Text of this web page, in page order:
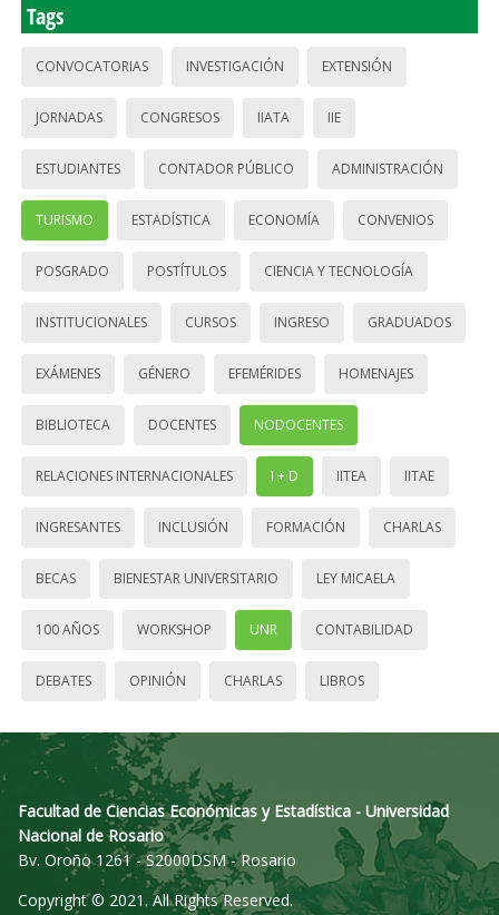
Tags
CONVOCATORIAS INVESTIGACIÓN EXTENSIÓN
JORNADAS CONGRESOS IIATA IIE
ESTUDIANTES CONTADOR PÚBLICO ADMINISTRACIÓN
TURISMO ESTADÍSTICA ECONOMÍA CONVENIOS
POSGRADO POSTÍTULOS CIENCIA Y TECNOLOGÍA
INSTITUCIONALES CURSOS INGRESO GRADUADOS
EXÁMENES GÉNERO EFEMÉRIDES HOMENAJES
BIBLIOTECA DOCENTES NODOCENTES
RELACIONES INTERNACIONALES I + D IITEA IITAE
INGRESANTES INCLUSIÓN FORMACIÓN CHARLAS
BECAS BIENESTAR UNIVERSITARIO LEY MICAELA
100 AÑOS WORKSHOP UNR CONTABILIDAD
DEBATES OPINIÓN CHARLAS LIBROS
Facultad de Ciencias Económicas y Estadística - Universidad
Nacional de Rosario
Bv. Oroño 1261 - S2000DSM - Rosario
Copyright © 2021. All Rights Reserved.